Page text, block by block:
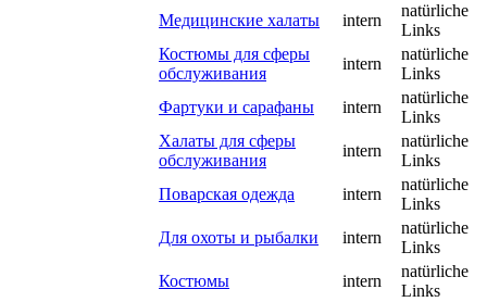
Медицинские халаты
intern
natürliche
Links
Костюмы для сферы
обслуживания
intern
natürliche
Links
Фартуки и сарафаны
intern
natürliche
Links
Халаты для сферы
обслуживания
intern
natürliche
Links
Поварская одежда
intern
natürliche
Links
Для охоты и рыбалки
intern
natürliche
Links
Костюмы
intern
natürliche
Links